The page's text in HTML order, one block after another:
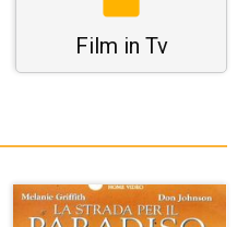
Film in Tv